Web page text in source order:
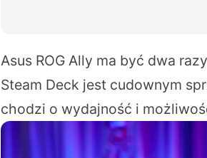
Asus ROG Ally ma być dwa
Steam Deck jest cudownym
chodzi o wydajność i